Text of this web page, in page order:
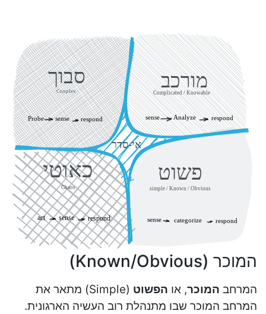
המוכר (Known/Obvious)
המרחב המוכר, או הפשוט
(Simple) מתאר את
המרחב המוכר שבו מתנהלת רוב העשיה הארגונית.